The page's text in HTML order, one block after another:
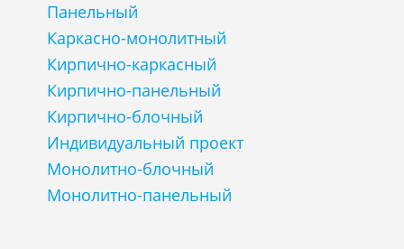
Панельный
Каркасно-монолитный
Кирпично-каркасный
Кирпично-панельный
Кирпично-блочный
Индивидуальный проект
Монолитно-блочный
Монолитно-панельный